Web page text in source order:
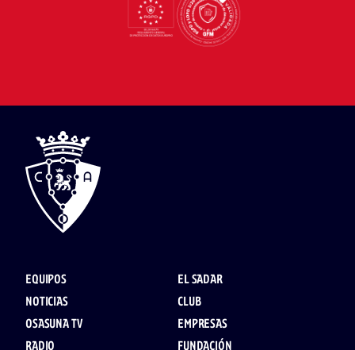
EQUIPOS
NOTICIAS
OSASUNA TV
RADIO
EL SADAR
CLUB
EMPRESAS
FUNDACIÓN